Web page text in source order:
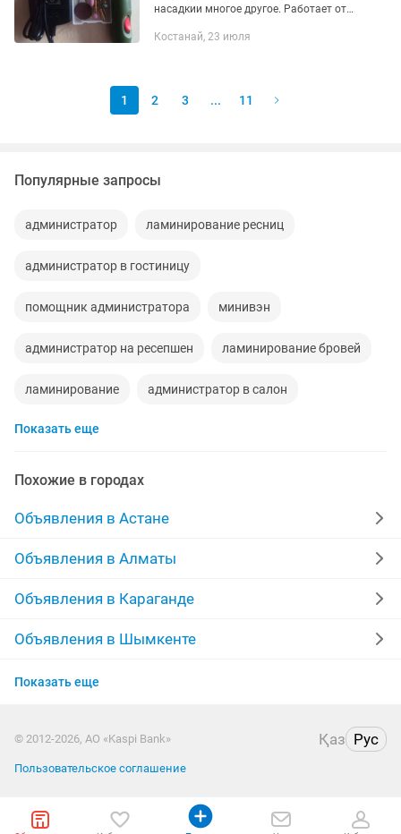
насадкии многое другое. Работает от
питания(адаптер).
Костанай, 23 июля
1 2 3 ... 11
Популярные запросы
администратор ламинирование ресниц
администратор в гостиницу
помощник администратора минивэн
администратор на ресепшен ламинирование бровей
ламинирование администратор в салон
ищу работу администратора
административный
администратор салон красоты
ламинирование ресниц и бровей
администратор ресторана
администратор управляющий
Показать еще
Похожие в городах
Объявления в Астане
Объявления в Алматы
Объявления в Караганде
Объявления в Шымкенте
Объявления в Усть-Каменогорске
Объявления в Актау
Объявления в Павлодаре
Показать еще
© 2012-2026, АО «Kaspi Bank» Қаз Рус
Пользовательское соглашение